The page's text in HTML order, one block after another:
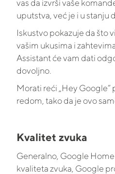
vas da izvrši vaše
uputstva, već je i u stanju
Iskustvo pokazuje da što
vašim ukusima i
Assistant će vam dati
dovoljno.
Morati reći „Hey Google“
redom, tako da je ovo
Kvalitet zvuka
Generalno, Google
kvaliteta zvuka, Google